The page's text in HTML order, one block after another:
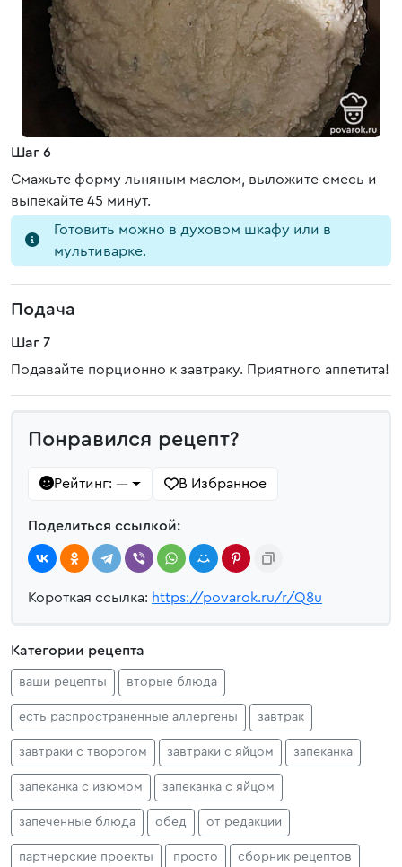
Шаг 6
Смажьте форму льняным маслом, выложите смесь и
выпекайте 45 минут.
Готовить можно в духовом шкафу или в
мультиварке.
Подача
Шаг 7
Подавайте порционно к завтраку. Приятного аппетита!
Понравился рецепт?
Рейтинг: — В Избранное
Поделиться ссылкой:
Короткая ссылка: https://povarok.ru/r/Q8u
Категории рецепта
ваши рецепты вторые блюда
есть распространенные аллергены завтрак
завтраки с творогом завтраки с яйцом запеканка
запеканка с изюмом запеканка с яйцом
запеченные блюда обед от редакции
партнерские проекты просто сборник рецептов